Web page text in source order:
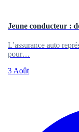
Jeune conducteur :
L’assurance auto
pour…
3 Août